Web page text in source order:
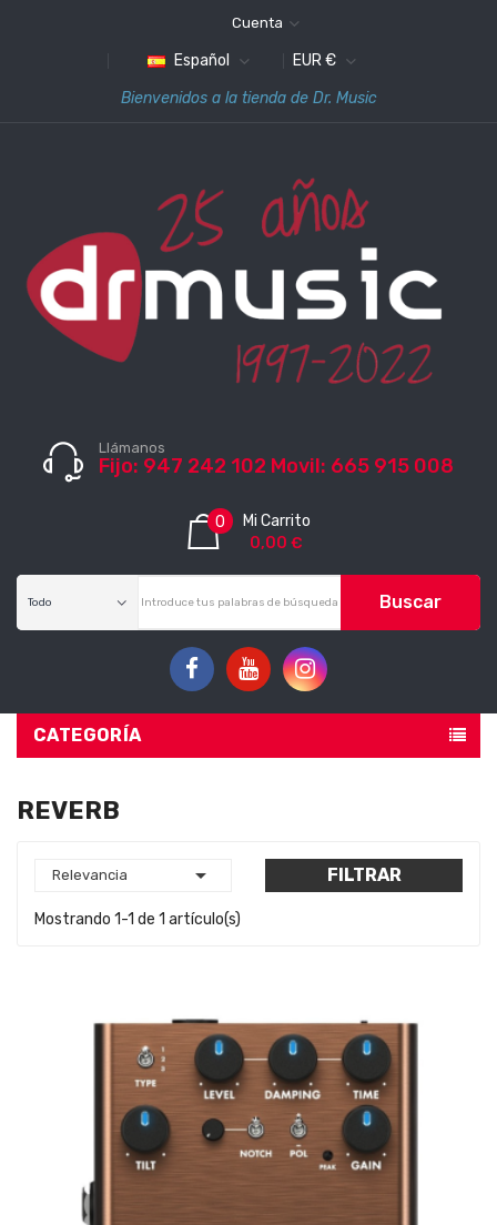
Cuenta
Español
EUR €
Bienvenidos a la tienda de Dr. Music
Llámanos
Fijo: 947 242 102 Movil: 665 915 008
Mi Carrito
0
0,00 €
Buscar
CATEGORÍA
REVERB
Relevancia  FILTRAR
Mostrando 1-1 de 1 artículo(s)